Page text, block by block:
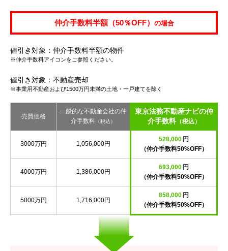
仲介手数料半額（50％OFF） の場合
値引き対象：仲介手数料半額の物件
※仲介手数料アイコンをご参照ください。
値引き対象：不動産売却
※事業用不動産および1500万円未満の土地・一戸建てを除く
売買価格
一般的な不動産会社の仲
介手数料 （税込）
東京法務不動産ナビの仲
介手数料（税込）
3000万円 1,056,000円
528,000 円
（仲介手数料50%OFF）
4000万円 1,386,000円
693,000 円
（仲介手数料50%OFF）
5000万円 1,716,000円
858,000 円
（仲介手数料50%OFF）